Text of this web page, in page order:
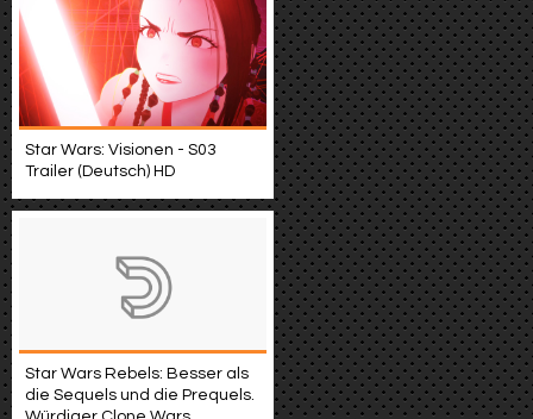
Star Wars: Visionen - S03
Trailer (Deutsch) HD
Star Wars Rebels: Besser als
die Sequels und die Prequels.